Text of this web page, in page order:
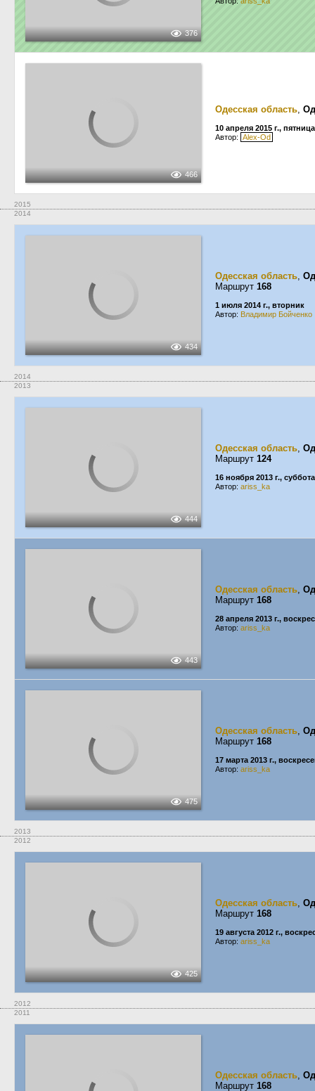
376
466
Одесская область,
10 апреля 2015 г., пятница
Автор: Alex-Od
2015
2014
434
Одесская область,
Маршрут 168
1 июля 2014 г., вторник
Автор: Владимир Бойченко
2014
2013
444
Одесская область,
Маршрут 124
16 ноября 2013 г., суббота
Автор: ariss_ka
443
Одесская область,
Маршрут 168
28 апреля 2013 г.,
Автор: ariss_ka
475
Одесская область,
Маршрут 168
17 марта 2013 г.,
Автор: ariss_ka
2013
2012
425
Одесская область,
Маршрут 168
19 августа 2012 г.,
Автор: ariss_ka
2012
2011
Одесская область,
Маршрут 168